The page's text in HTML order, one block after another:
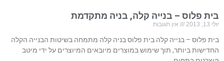
בית פלוס – בנייה קלה, בניה מתקדמת
יולי 13, 2013 אין תגובות
בית פלוס – בנייה קלה בית פלוס בניה קלה מתמחה בשיטות הבנייה הקלה
החדישות ביותר, תוך שימוש במוצרים מיובאים המיוצרים על ידי מיטב